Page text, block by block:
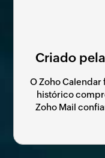
Criado
O Zoho
histórico
Zoho Mail